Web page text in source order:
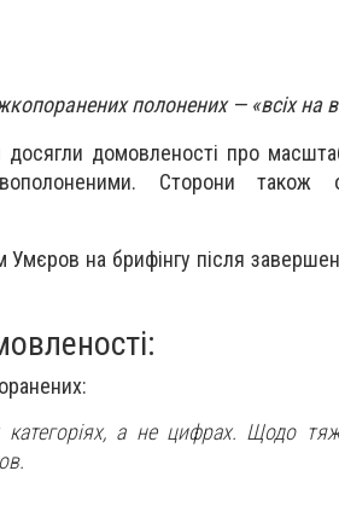
полонених — «всіх на
досягли домовленості про
Сторони також
на брифінгу після
а не цифрах. Щодо